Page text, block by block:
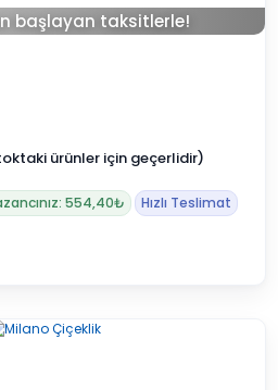
başlayan taksitlerle!
ürünler için geçerlidir)
554,40₺ Hızlı Teslimat